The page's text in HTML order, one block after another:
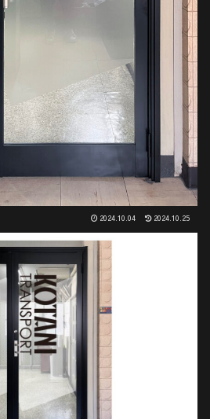
2024.10.04 2024.10.25